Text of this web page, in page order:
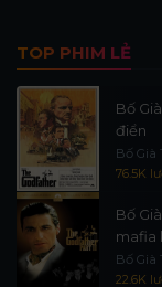
TOP PHIM LẺ
Bố
điển
Bố Già
76.5K
Bố
mafia
Bố Già
22.6K